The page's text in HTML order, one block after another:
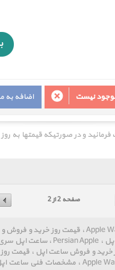
اضافه به نیست
فرمائید و در صورتیکه قیمتها به
صفحه 2 از 2